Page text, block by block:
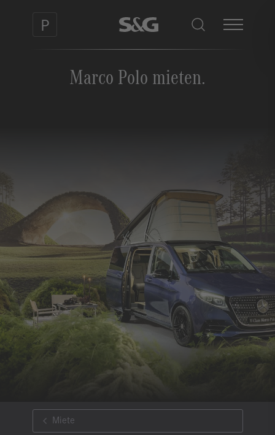
Marco Polo mieten.
Miete